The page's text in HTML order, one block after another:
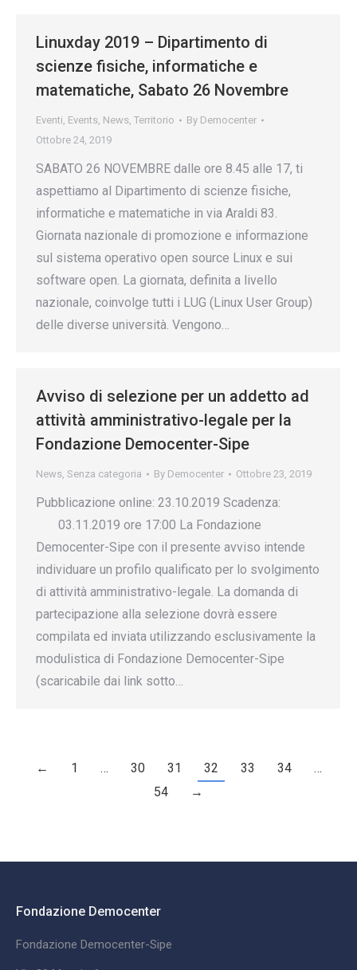
Linuxday 2019 – Dipartimento di
scienze fisiche, informatiche e
matematiche, Sabato 26 Novembre
Eventi, Events, News, Territorio By Democenter
Ottobre 24, 2019
SABATO 26 NOVEMBRE dalle ore 8.45 alle 17, ti
aspettiamo al Dipartimento di scienze fisiche,
informatiche e matematiche in via Araldi 83.
Giornata nazionale di promozione e informazione
sul sistema operativo open source Linux e sui
software open. La giornata, definita a livello
nazionale, coinvolge tutti i LUG (Linux User Group)
delle diverse università. Vengono…
Avviso di selezione per un addetto ad
attività amministrativo-legale per la
Fondazione Democenter-Sipe
News, Senza categoria By Democenter Ottobre 23, 2019
Pubblicazione online: 23.10.2019 Scadenza:
03.11.2019 ore 17:00 La Fondazione
Democenter-Sipe con il presente avviso intende
individuare un profilo qualificato per lo svolgimento
di attività amministrativo-legale. La domanda di
partecipazione alla selezione dovrà essere
compilata ed inviata utilizzando esclusivamente la
modulistica di Fondazione Democenter-Sipe
(scaricabile dai link sotto…
← 1 … 30 31 32 33 34
…
54
→
Fondazione Democenter
Fondazione Democenter-Sipe